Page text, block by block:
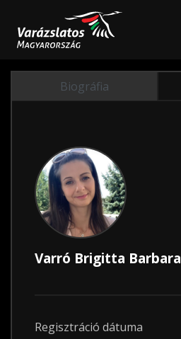
Biográfia
Varró Brigitta Barbara
Regisztráció dátuma